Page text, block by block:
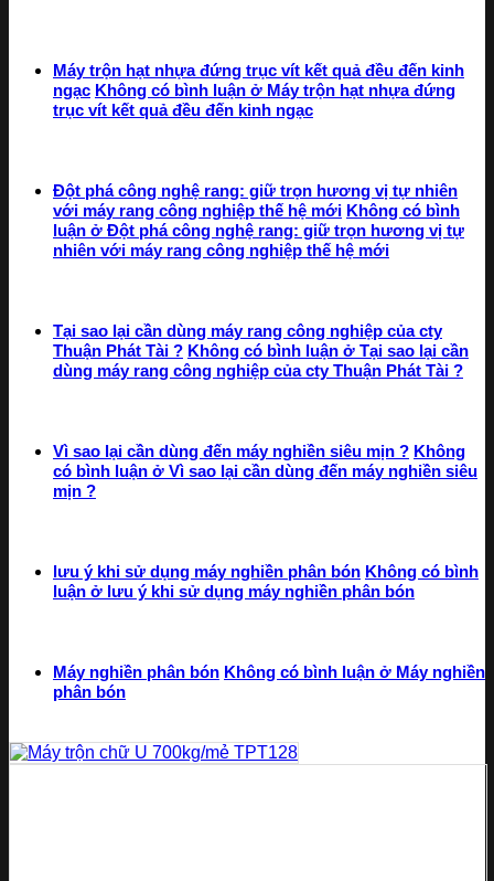
Máy trộn hạt nhựa đứng trục vít kết quả đều đến kinh
ngạc Không có bình luận ở Máy trộn hạt nhựa đứng
trục vít kết quả đều đến kinh ngạc
Đột phá công nghệ rang: giữ trọn hương vị tự nhiên
với máy rang công nghiệp thế hệ mới Không có bình
luận ở Đột phá công nghệ rang: giữ trọn hương vị tự
nhiên với máy rang công nghiệp thế hệ mới
Tại sao lại cần dùng máy rang công nghiệp của cty
Thuận Phát Tài ? Không có bình luận ở Tại sao lại cần
dùng máy rang công nghiệp của cty Thuận Phát Tài ?
Vì sao lại cần dùng đến máy nghiền siêu mịn ? Không
có bình luận ở Vì sao lại cần dùng đến máy nghiền siêu
mịn ?
lưu ý khi sử dụng máy nghiền phân bón Không có bình
luận ở lưu ý khi sử dụng máy nghiền phân bón
Máy nghiền phân bón Không có bình luận ở Máy nghiền
phân bón